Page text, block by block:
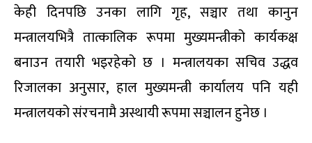
केही दिनपछि उनका लागि गृह, सञ्चार तथा कानुन
मन्त्रालयभित्रै तात्कालिक रूपमा मुख्यमन्त्रीको कार्यकक्ष
बनाउन तयारी भइरहेको छ । मन्त्रालयका सचिव उद्धव
रिजालका अनुसार, हाल मुख्यमन्त्री कार्यालय पनि यही
मन्त्रालयको संरचनामै अस्थायी रूपमा सञ्चालन हुनेछ ।